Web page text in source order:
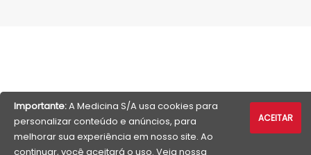
Importante:A Medicina S/A usa cookies para
personalizar conteúdo e anúncios, para
melhorar sua experiência em nosso site. Ao
continuar, você aceitará o uso. Veja nossa
ACEITAR